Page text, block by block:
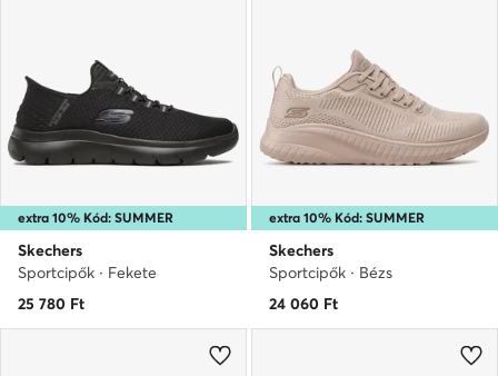
extra 10% Kód: SUMMER
Skechers
Sportcipők · Fekete
25 780 Ft
extra 10% Kód: SUMMER
Skechers
Sportcipők · Bézs
24 060 Ft